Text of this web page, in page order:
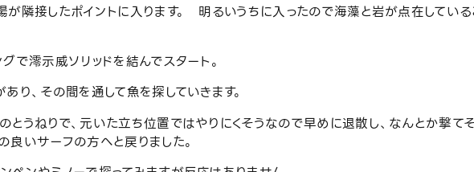
が隣接したポイントに入ります。 明るいうちに入ったので海藻と岩が点在してい
で澪示威ソリッドを結んでスタート。
り、その間を通して魚を探していきます。
とうねりで、元いた立ち位置ではやりにくそうなので早めに退散し、なんとか撃て
良いサーフの方へと戻りました。